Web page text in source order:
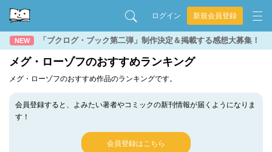
ログイン 新規会員登録
NEW 「ブクログ・ブック第二弾」制作決定＆掲載する感想大募集！
メグ・ローゾフのおすすめランキング
メグ・ローゾフのおすすめ作品のランキングです。
会員登録すると、よみたい著者やコミックの新刊情報が届くようになりま
す！
会員登録はこちら